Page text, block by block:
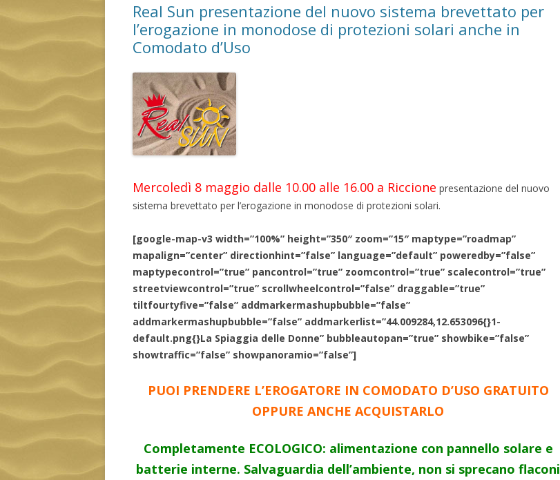
Real Sun presentazione del nuovo sistema brevettato per
l’erogazione in monodose di protezioni solari anche in
Comodato d’Uso
Mercoledì 8 maggio dalle 10.00 alle 16.00 a Riccione presentazione del nuovo
sistema brevettato per l’erogazione in monodose di protezioni solari.
[google-map-v3 width=”100%” height=”350″ zoom=”15″ maptype=”roadmap”
mapalign=”center” directionhint=”false” language=”default” poweredby=”false”
maptypecontrol=”true” pancontrol=”true” zoomcontrol=”true” scalecontrol=”true”
streetviewcontrol=”true” scrollwheelcontrol=”false” draggable=”true”
tiltfourtyfive=”false” addmarkermashupbubble=”false”
addmarkermashupbubble=”false” addmarkerlist=”44.009284,12.653096{}1-
default.png{}La Spiaggia delle Donne” bubbleautopan=”true” showbike=”false”
showtraffic=”false” showpanoramio=”false”]
PUOI PRENDERE L’EROGATORE IN COMODATO D’USO GRATUITO
OPPURE ANCHE ACQUISTARLO
Completamente ECOLOGICO: alimentazione con pannello solare e
batterie interne. Salvaguardia dell’ambiente, non si sprecano flaconi